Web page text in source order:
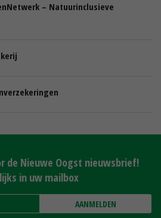
– Natuurinclusieve
de Nieuwe Oogst nieuwsbrief!
in uw mailbox
AANMELDEN